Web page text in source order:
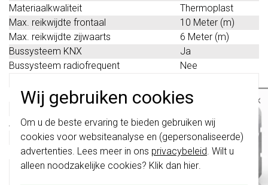
Wij gebruiken cookies
Om u de beste ervaring te bieden gebruiken wij
cookies voor websiteanalyse en (gepersonaliseerde)
advertenties. Lees meer in ons privacybeleid. Wilt u
alleen noodzakelijke cookies? Klik dan hier.
Materiaalkwaliteit
Thermoplast
Max. reikwijdte frontaal
10 Meter (m)
Max. reikwijdte zijwaarts
6 Meter (m)
Bussysteem KNX
Ja
Bussysteem radiofrequent
Nee
Busaansluiting incl.
Nee
Materiaal
Andere bussystemen
Geen
Bussysteem LON
Nee
Ingang voor nevenunit
Nee
Zelfleerfunctie voor
Nee
×
schakelwippen zijn vernieuwd. Ze zijn
niette combineren met de schakelaars
van vóór augustus 2024.
Klik hiervoor meer informatie, zodat je